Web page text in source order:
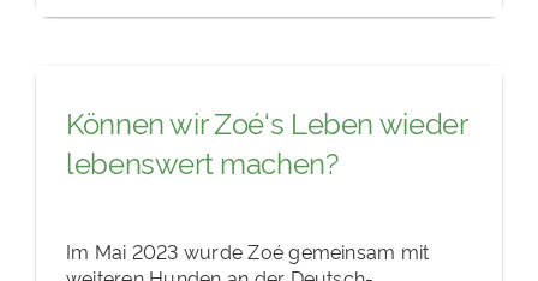
Können wir Zoé‘s Leben wieder
lebenswert machen?
Im Mai 2023 wurde Zoé gemeinsam mit